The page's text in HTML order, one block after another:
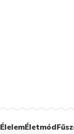
ÉlelemÉletmód